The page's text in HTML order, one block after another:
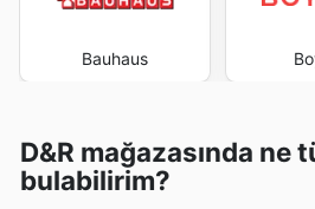
Bauhaus
D&R mağazasında ne
bulabilirim?